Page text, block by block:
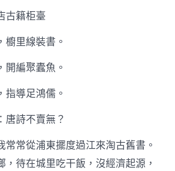
古籍柜臺
櫥里線裝書。
開編聚蠹魚。
指導足鴻儒。
唐詩不賣無？
常常從浦東擺度過江來淘古舊書。
，待在城里吃干飯，沒經濟起源，